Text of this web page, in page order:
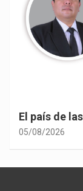
El país de
05/08/2026